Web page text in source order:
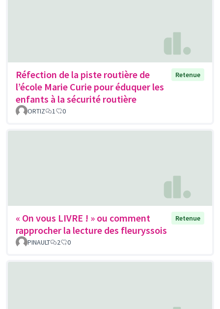
Réfection de la piste routière de
l’école Marie Curie pour éduquer les
enfants à la sécurité routière
Retenue
ORTIZ 1 0
« On vous LIVRE ! » ou comment
rapprocher la lecture des fleuryssois
Retenue
PINAULT 2 0